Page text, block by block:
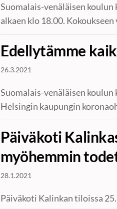
Suomalais-venäläisen
alkaen klo 18.00.
Edellytämme
26.3.2021
Suomalais-venäläisen
Helsingin kaupungin
Päiväkoti
myöhemmin
28.1.2021
Päiväkoti Kalinkan tiloissa